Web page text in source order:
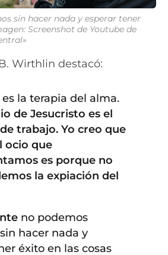
sin hacer nada y esperar tener
Screenshot de Youtube de
Wirthlin destacó:
la terapia del alma.
de Jesucristo es el
trabajo. Yo creo que
ocio que
es porque no
la expiación del
no podemos
hacer nada y
éxito en las cosas